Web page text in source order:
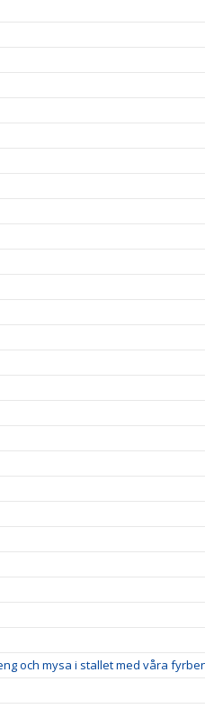
och mysa i stallet med våra